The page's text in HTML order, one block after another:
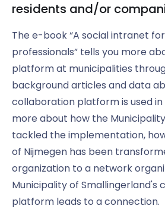
residents and/or
The e-book “A social intranet
professionals” tells you more
platform at municipalities
background articles and data
collaboration platform is used
more about how the
tackled the implementation,
of Nijmegen has been
organization to a network
Municipality of Smallingerland's
platform leads to a connection.